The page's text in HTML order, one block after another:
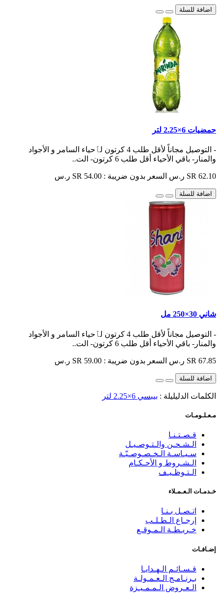
اضافة للسلة
حمضيات 6×2.25 لتر
- التوصيل مجاناً لأقل طلب 4 كرتون لٱحياء السامر و الأجواد
والمنار- باقي الأحياء أقل طلب 6 كرتون- الت..
SR 62.10 ر.س السعر بدون ضريبة : SR 54.00 ر.س
اضافة للسلة
شاني 30×250 مل
- التوصيل مجاناً لأقل طلب 4 كرتون لٱحياء السامر و الأجواد
والمنار- باقي الأحياء أقل طلب 6 كرتون- الت..
SR 67.85 ر.س السعر بدون ضريبة : SR 59.00 ر.س
اضافة للسلة
الكلمات الدليليلة : بيبسي 6×2.25 لتر
مـعـلـومـات
قـصـتـنـا
الـشـحـن والـتـوصـيـل
سـيـاسـة الـخـصـوصـيّـة
الـشـروط و الأحـكـام
الـتـوظـيـف
خـدمـات الـعـمـلاء
اتـصـل بـنـا
إرجـاع الـطـلـب
خـريـطـة الـمـوقـع
إضـافـات
قـسـائـم الـهـدايـا
بـرنـامـج الـعـمـولـة
الـعـروض الـمـمـيـزة